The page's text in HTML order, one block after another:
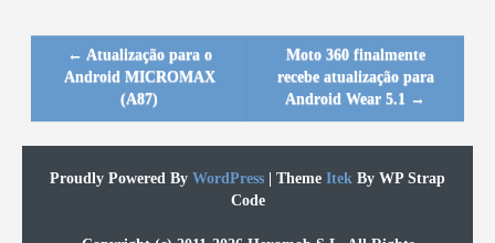
Post navigation
← Atualização para o
Android MICROMAX
(A87)
Moto 360 finalmente
recebe atualização para
Android Wear 5.1 →
Proudly Powered By WordPress Theme Itek By WP Strap
Code